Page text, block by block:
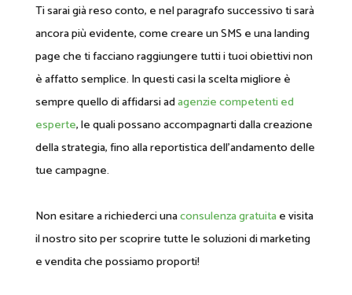
Ti sarai già reso conto, e nel paragrafo successivo ti sarà
ancora più evidente, come creare un SMS e una landing
page che ti facciano raggiungere tutti i tuoi obiettivi non
è affatto semplice. In questi casi la scelta migliore è
sempre quello di affidarsi adagenzie competenti ed
esperte, le quali possano accompagnarti dalla creazione
della strategia, fino alla reportistica dell’andamento delle
tue campagne.
Non esitare a richiederci unaconsulenza gratuita e visita
il nostro sito per scoprire tutte le soluzioni di marketing
e vendita che possiamo proporti!